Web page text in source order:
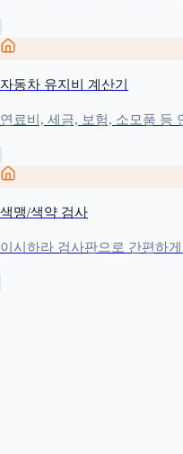
자동차 유지비 계산기
연료비, 세금, 보험, 소모품 등
색맹/색약 검사
이시하라 검사판으로 간편하